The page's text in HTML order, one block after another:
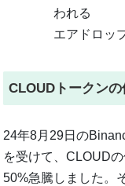
われる
エアドロッ
CLOUDトークンの
24年8月29日の
を受けて、CLOUD
50%急騰しました。